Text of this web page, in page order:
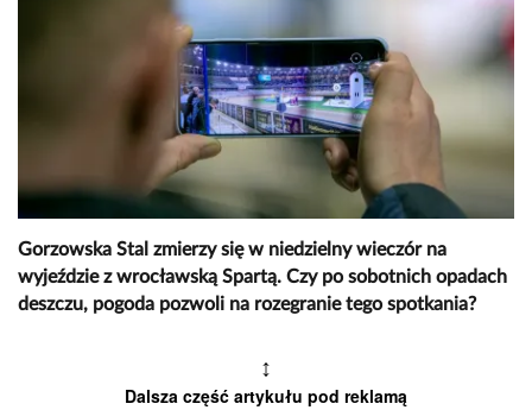
Gorzowska Stal zmierzy się w niedzielny wieczór na
wyjeździe z wrocławską Spartą. Czy po sobotnich opadach
deszczu, pogoda pozwoli na rozegranie tego spotkania?
↕
Dalsza część artykułu pod reklamą